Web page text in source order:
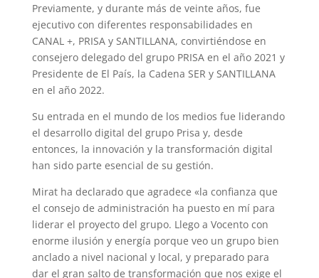
Previamente, y durante más de veinte años, fue
ejecutivo con diferentes responsabilidades en
CANAL +, PRISA y SANTILLANA, convirtiéndose en
consejero delegado del grupo PRISA en el año 2021 y
Presidente de El País, la Cadena SER y SANTILLANA
en el año 2022.
Su entrada en el mundo de los medios fue liderando
el desarrollo digital del grupo Prisa y, desde
entonces, la innovación y la transformación digital
han sido parte esencial de su gestión.
Mirat ha declarado que agradece «la confianza que
el consejo de administración ha puesto en mí para
liderar el proyecto del grupo. Llego a Vocento con
enorme ilusión y energía porque veo un grupo bien
anclado a nivel nacional y local, y preparado para
dar el gran salto de transformación que nos exige el